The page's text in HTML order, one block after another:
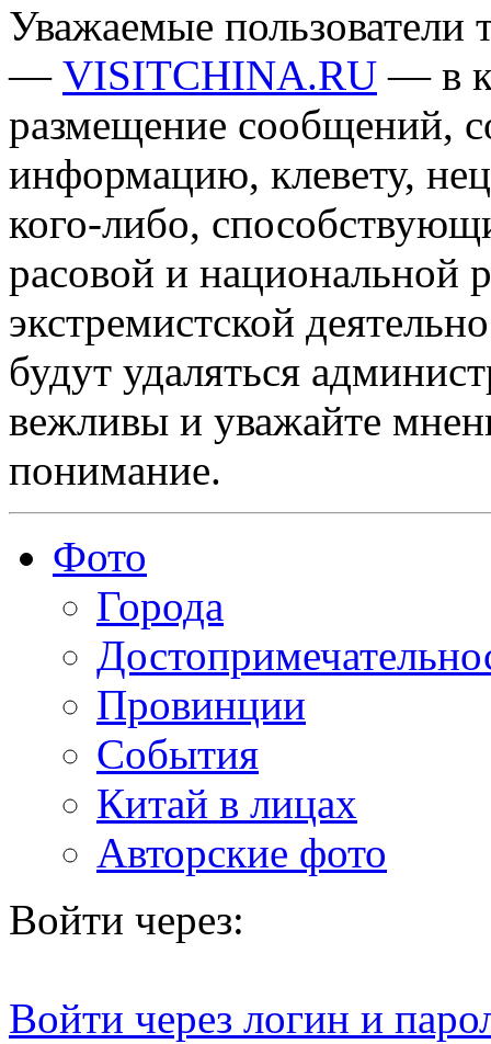
Уважаемые пользователи
— VISITCHINA.RU — в
размещение сообщений,
информацию, клевету,
кого-либо,
расовой и национальной
экстремистской
будут удаляться
вежливы и уважайте
понимание.
Фото
Города
Провинции
События
Китай в лицах
Авторские фото
Войти через:
Войти через логин и